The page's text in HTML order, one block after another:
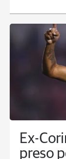
Ex-
preso